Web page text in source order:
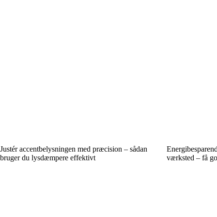
Justér accentbelysningen med præcision – sådan
bruger du lysdæmpere effektivt
værksted – få